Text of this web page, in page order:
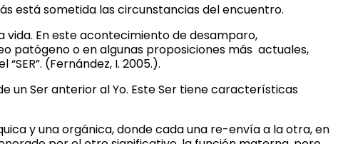
está sometida las circunstancias del encuentro.
vida. En este acontecimiento de desamparo,
patógeno o en algunas proposiciones más actuales,
(Fernández, I. 2005.).
un Ser anterior al Yo. Este Ser tiene características
y una orgánica, donde cada una re-envía a la otra, en